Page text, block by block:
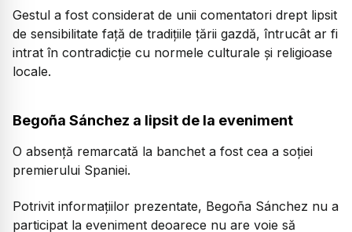
Gestul a fost considerat de unii comentatori drept lipsit
de sensibilitate față de tradițiile țării gazdă, întrucât ar fi
intrat în contradicție cu normele culturale și religioase
locale.
Begoña Sánchez a lipsit de la eveniment
O absență remarcată la banchet a fost cea a soției
premierului Spaniei.
Potrivit informațiilor prezentate, Begoña Sánchez nu a
participat la eveniment deoarece nu are voie să